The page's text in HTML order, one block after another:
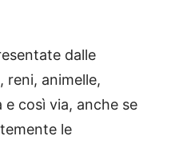
dalle
animelle,
così via, anche se
le